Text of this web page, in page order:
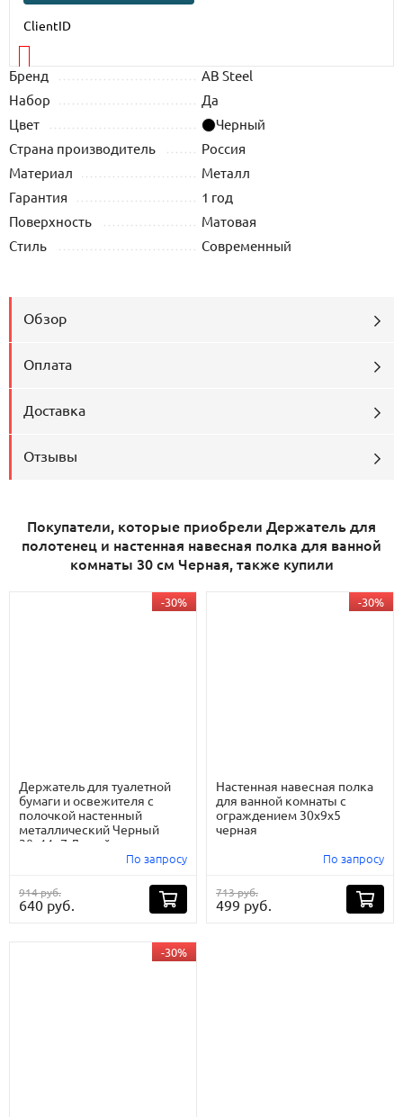
ClientID
Бренд
AB Steel
Набор
Да
Цвет
Черный
Страна производитель
Россия
Материал
Металл
Гарантия
1 год
Поверхность
Матовая
Стиль
Современный
Обзор
Оплата
Доставка
Отзывы
Покупатели, которые приобрели Держатель для
полотенец и настенная навесная полка для ванной
комнаты 30 см Черная, также купили
-30%
Держатель для туалетной
бумаги и освежителя с
полочкой настенный
металлический Черный
30x11x7 Левый
По запросу
914 руб.
640 руб.
-30%
Настенная навесная полка
для ванной комнаты с
ограждением 30x9x5
черная
По запросу
713 руб.
499 руб.
-30%